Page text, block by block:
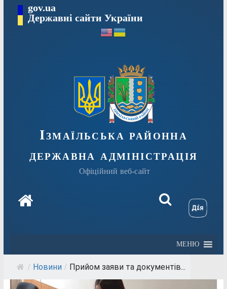
вмісту
gov.ua
Державні сайти України
Ізмаїльська районна
державна адміністрація
Офіційний веб-сайт
МЕНЮ
/ Новини / Прийом заяви та документів...